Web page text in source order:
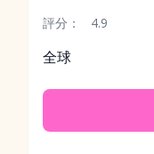
評分：
4.9
全球